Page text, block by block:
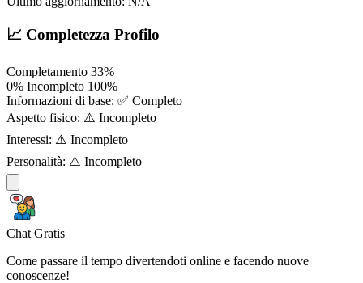
📈 Completezza Profilo
Completamento 33%
0% Incompleto 100%
Informazioni di base: ✅ Completo
Aspetto fisico: ⚠️ Incompleto
Interessi: ⚠️ Incompleto
Personalità: ⚠️ Incompleto
Chat Gratis
Come passare il tempo divertendoti online e facendo nuove
conoscenze!